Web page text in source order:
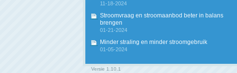
11-18-2024
Stroomvraag en stroomaanbod beter in balans
brengen
01-21-2024
Minder straling en minder stroomgebruik
01-05-2024
Versie 1.10.1